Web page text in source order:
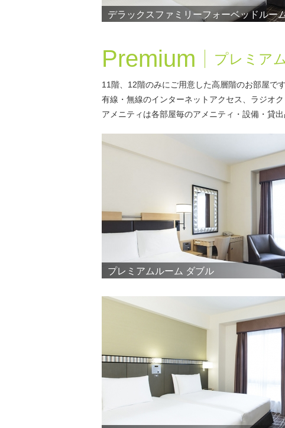
デラックスファミリーフォーベッドルー
Premium プレミア
11階、12階のみにご用意した高層階のお部屋です
有線・無線のインターネットアクセス、ラジオ
アメニティは各部屋毎のアメニティ・設備・貸
プレミアムルーム ダブル